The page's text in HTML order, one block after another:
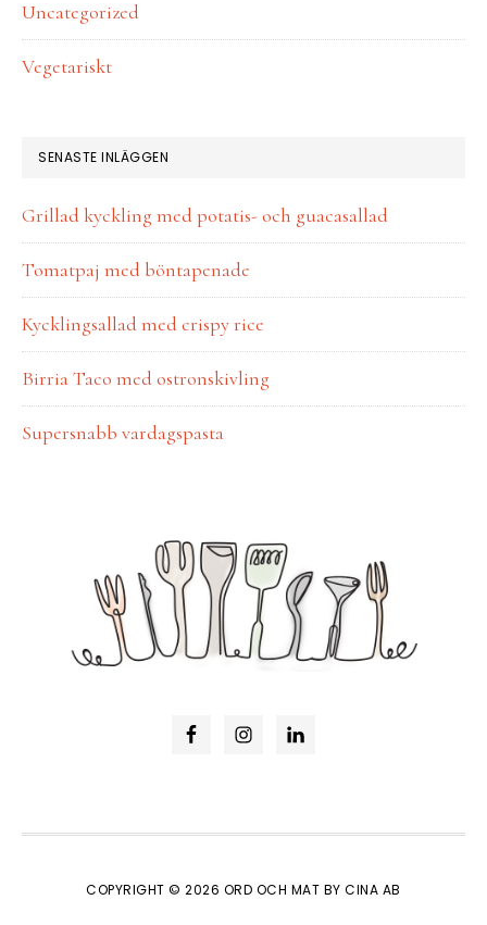
Uncategorized
Vegetariskt
SENASTE INLÄGGEN
Grillad kyckling med potatis- och guacasallad
Tomatpaj med böntapenade
Kycklingsallad med crispy rice
Birria Taco med ostronskivling
Supersnabb vardagspasta
COPYRIGHT © 2026 ORD OCH MAT BY CINA AB